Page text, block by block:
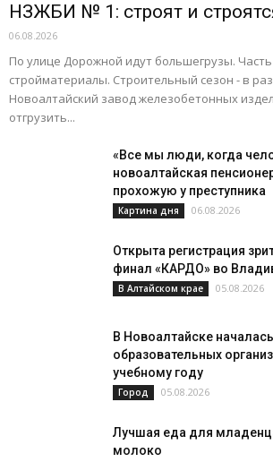
НЗЖБИ № 1: строят и
06.08.2026
По улице Дорожной идут большегрузы.
стройматериалы. Строительный сезон - в
Новоалтайский завод железобетонных
отгрузить...
«Все мы люди, когда
новоалтайская
прохожую у преступника
Картина дня 06.08.2026
Открыта регистрация
финал «КАРДО» во
В Алтайском крае 05.08.2026
В Новоалтайске
образовательных
учебному году
Город 05.08.2026
Лучшая еда для
молоко